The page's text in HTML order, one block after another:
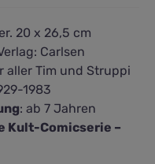
20 x 26,5 cm
Carlsen
aller Tim und Struppi
1983
: ab 7 Jahren
Kult-Comicserie –